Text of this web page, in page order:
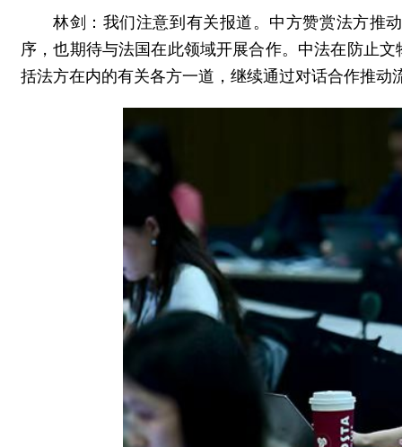
林剑：我们注意到有关报道。中方赞赏法方推
序，也期待与法国在此领域开展合作。中法在防止
括法方在内的有关各方一道，继续通过对话合作推